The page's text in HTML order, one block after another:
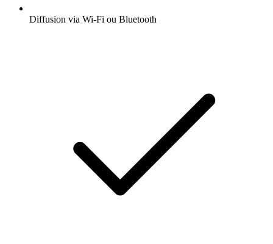
Diffusion via Wi-Fi ou Bluetooth